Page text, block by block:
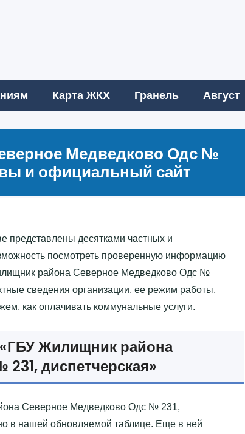
Карта ЖКХ Гранель Август
Медведково Одс №
и официальный сайт
десятками частных и
посмотреть проверенную информацию
района Северное Медведково Одс №
сведения организации, ее режим работы,
как оплачивать коммунальные услуги.
Жилищник района
диспетчерская»‎
Северное Медведково Одс № 231,
в нашей обновляемой таблице. Еще в ней